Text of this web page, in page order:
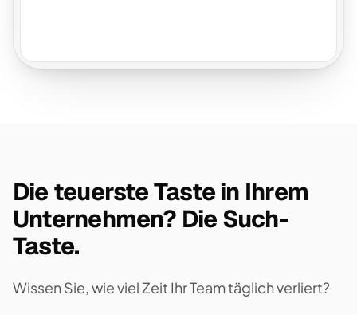
Die teuerste Taste in Ihrem
Unternehmen? Die Such-
Taste.
Wissen Sie, wie viel Zeit Ihr Team täglich verliert?